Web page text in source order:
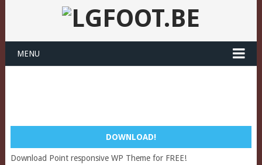
MENU
DOWNLOAD!
Download Point responsive WP Theme for FREE!